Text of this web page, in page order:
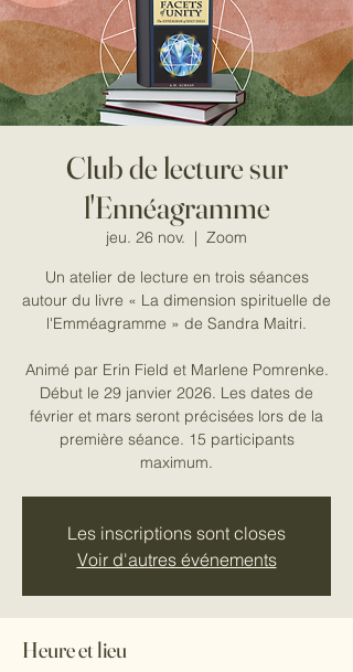
Club de lecture sur
l'Ennéagramme
jeu. 26 nov.
  |
Zoom
Un atelier de lecture en trois séances
autour du livre « La dimension spirituelle de
l'Emméagramme » de Sandra Maitri.
Animé par Erin Field et Marlene Pomrenke.
Début le 29 janvier 2026. Les dates de
février et mars seront précisées lors de la
première séance. 15 participants
maximum.
Les inscriptions sont closes
Voir d'autres événements
Heure et lieu